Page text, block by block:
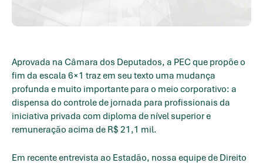
Aprovada na Câmara dos Deputados, a PEC que propõe o
fim da escala 6×1 traz em seu texto uma mudança
profunda e muito importante para o meio corporativo: a
dispensa do controle de jornada para profissionais da
iniciativa privada com diploma de nível superior e
remuneração acima de R$ 21,1 mil.
Em recente entrevista ao Estadão, nossa equipe de Direito